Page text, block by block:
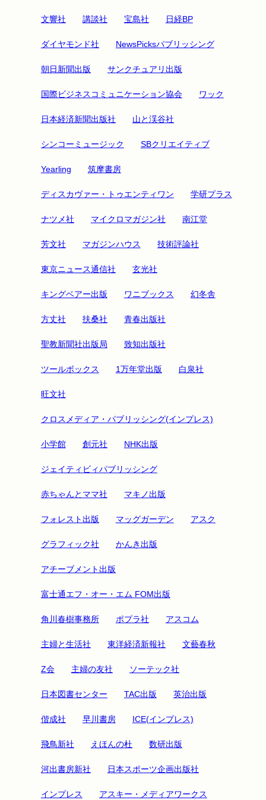
文響社 講談社 宝島社 日経BP
ダイヤモンド社 NewsPicksパブリッシング
朝日新聞出版 サンクチュアリ出版
国際ビジネスコミュニケーション協会 ワック
日本経済新聞出版社 山と渓谷社
シンコーミュージック SBクリエイティブ
Yearling 筑摩書房
ディスカヴァー・トゥエンティワン 学研プラス
ナツメ社 マイクロマガジン社 南江堂
芳文社 マガジンハウス 技術評論社
東京ニュース通信社 玄光社
キングベアー出版 ワニブックス 幻冬舎
方丈社 扶桑社 青春出版社
聖教新聞社出版局 致知出版社
ツールボックス 1万年堂出版 白泉社
旺文社
クロスメディア・パブリッシング(インプレス)
小学館 創元社 NHK出版
ジェイティビィパブリッシング
赤ちゃんとママ社 マキノ出版
フォレスト出版 マッグガーデン アスク
グラフィック社 かんき出版
アチーブメント出版
富士通エフ・オー・エム FOM出版
角川春樹事務所 ポプラ社 アスコム
主婦と生活社 東洋経済新報社 文藝春秋
Z会 主婦の友社 ソーテック社
日本図書センター TAC出版 英治出版
偕成社 早川書房 ICE(インプレス)
飛鳥新社 えほんの杜 数研出版
河出書房新社 日本スポーツ企画出版社
インプレス アスキー・メディアワークス